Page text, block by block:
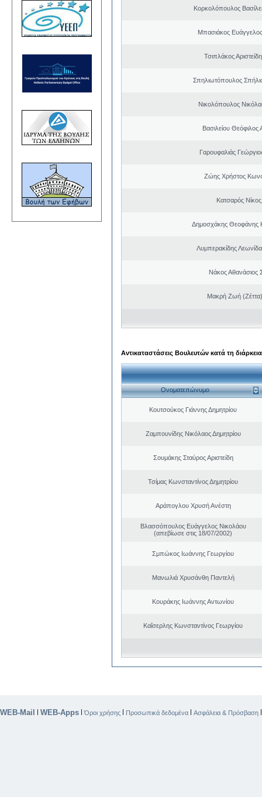
Κορκολόπουλος
Μπασιάκος
Τσιπλάκος
Σπηλιωτόπουλος
Νικολόπουλος
Βασιλείου Θεόφιλος
Γαρουφαλιάς
Ζώης Χρήστος
Κατσαρός
Δημοσχάκης Θεοφάνης
Λυμπερακίδης
Νάκος Αθανάσιος
Μακρή Ζωή
Αντικαταστάσεις Βουλευτών κατά τη
Ονοματεπώνυμο
Κουτσούκος Γιάννης Δημητρίου
Ζαμπουνίδης Νικόλαος Δημητρίου
Σουμάκης Σταύρος Αριστείδη
Τσίμας Κωνσταντίνος Δημητρίου
Αράπογλου Χρυσή Ανέστη
Βλασσόπουλος Ευάγγελος Νικολάου
(απεβίωσε στις 18/07/2002)
Σμπώκος Ιωάννης Γεωργίου
Μανωλιά Χρυσάνθη Παντελή
Κουράκης Ιωάννης Αντωνίου
Καΐσερλης Κωνσταντίνος Γεωργίου
WEB-Mail | WEB-Apps |Όροι χρήσης | Προσωπικά δεδομένα | Ασφάλεια & Πρόσβαση